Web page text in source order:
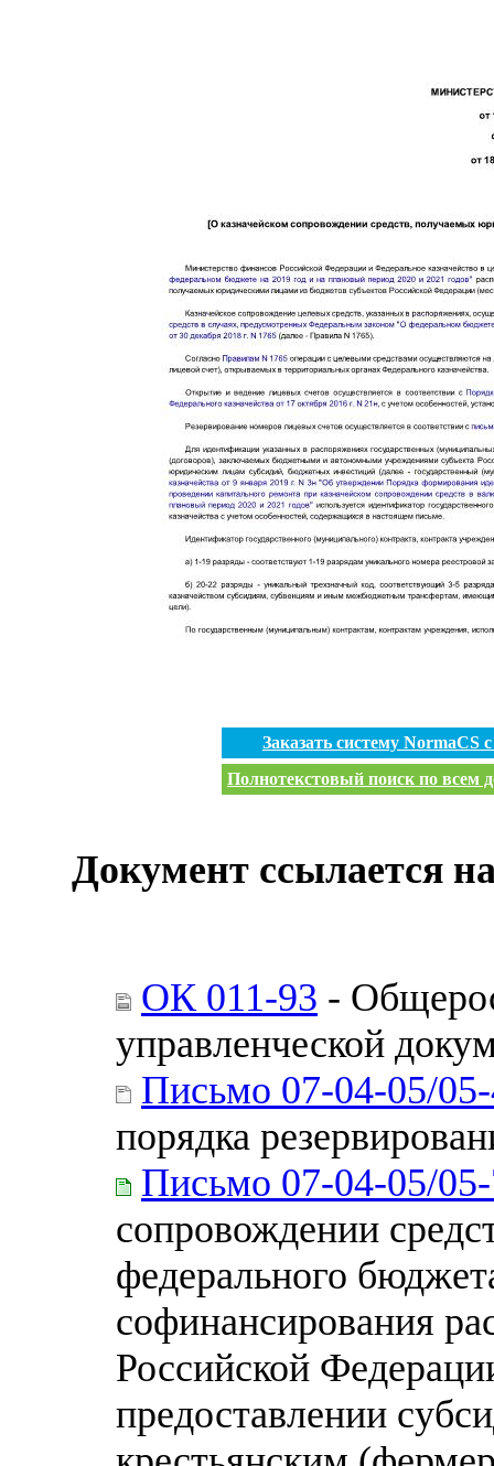
Заказать систему
Полнотекстовый поиск по всем
Документ ссылается
ОК 011-93 -
управленческой
Письмо 07-04-05/
порядка
Письмо 07-04-05/
сопровождении
федерального
софинансирования
Российской
предоставлении